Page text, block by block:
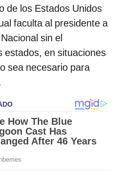
de los Estados Unidos
faculta al presidente a
sin el
estados, en situaciones
sea necesario para